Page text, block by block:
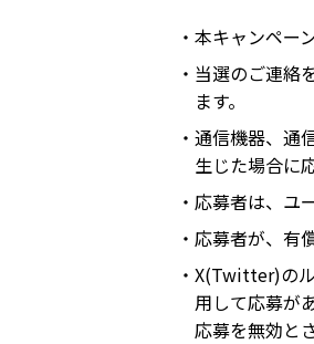
・本キャンペー
・当選のご連絡
ます。
・通信機器、
生じた場合に
・応募者は、ユ
・応募者が、有
・X(Twitter)の
用して応募が
応募を無効と